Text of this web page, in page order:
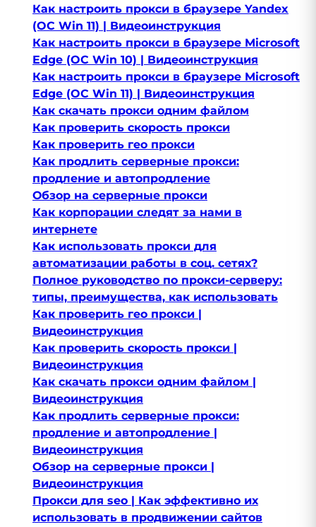
Как настроить прокси в браузере Yandex
(OC Win 11) | Видеоинструкция
Как настроить прокси в браузере Microsoft
Edge (OC Win 10) | Видеоинструкция
Как настроить прокси в браузере Microsoft
Edge (OC Win 11) | Видеоинструкция
Как скачать прокси одним файлом
Как проверить скорость прокси
Как проверить гео прокси
Как продлить серверные прокси:
продление и автопродление
Обзор на серверные прокси
Как корпорации следят за нами в
интернете
Как использовать прокси для
автоматизации работы в соц. сетях?
Полное руководство по прокси-серверу:
типы, преимущества, как использовать
Как проверить гео прокси |
Видеоинструкция
Как проверить скорость прокси |
Видеоинструкция
Как скачать прокси одним файлом |
Видеоинструкция
Как продлить серверные прокси:
продление и автопродление |
Видеоинструкция
Обзор на серверные прокси |
Видеоинструкция
Прокси для seo | Как эффективно их
использовать в продвижении сайтов